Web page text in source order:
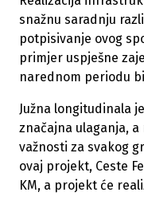
snažnu saradnju
potpisivanje ovog
primjer uspješne
narednom periodu
Južna longitudinala
značajna ulaganja,
važnosti za svakog
ovaj projekt, Ceste
KM, a projekt će